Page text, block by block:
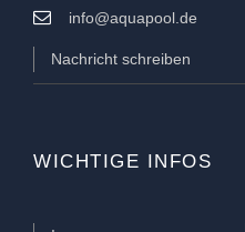
info@aquapool.de
Nachricht schreiben
WICHTIGE INFOS